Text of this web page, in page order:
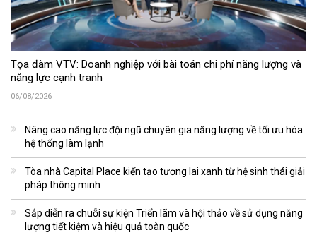
Tọa đàm VTV: Doanh nghiệp với bài toán chi phí năng lượng và
năng lực cạnh tranh
06/08/2026
Nâng cao năng lực đội ngũ chuyên gia năng lượng về tối ưu hóa
hệ thống làm lạnh
Tòa nhà Capital Place kiến tạo tương lai xanh từ hệ sinh thái giải
pháp thông minh
Sắp diễn ra chuỗi sự kiện Triển lãm và hội thảo về sử dụng năng
lượng tiết kiệm và hiệu quả toàn quốc